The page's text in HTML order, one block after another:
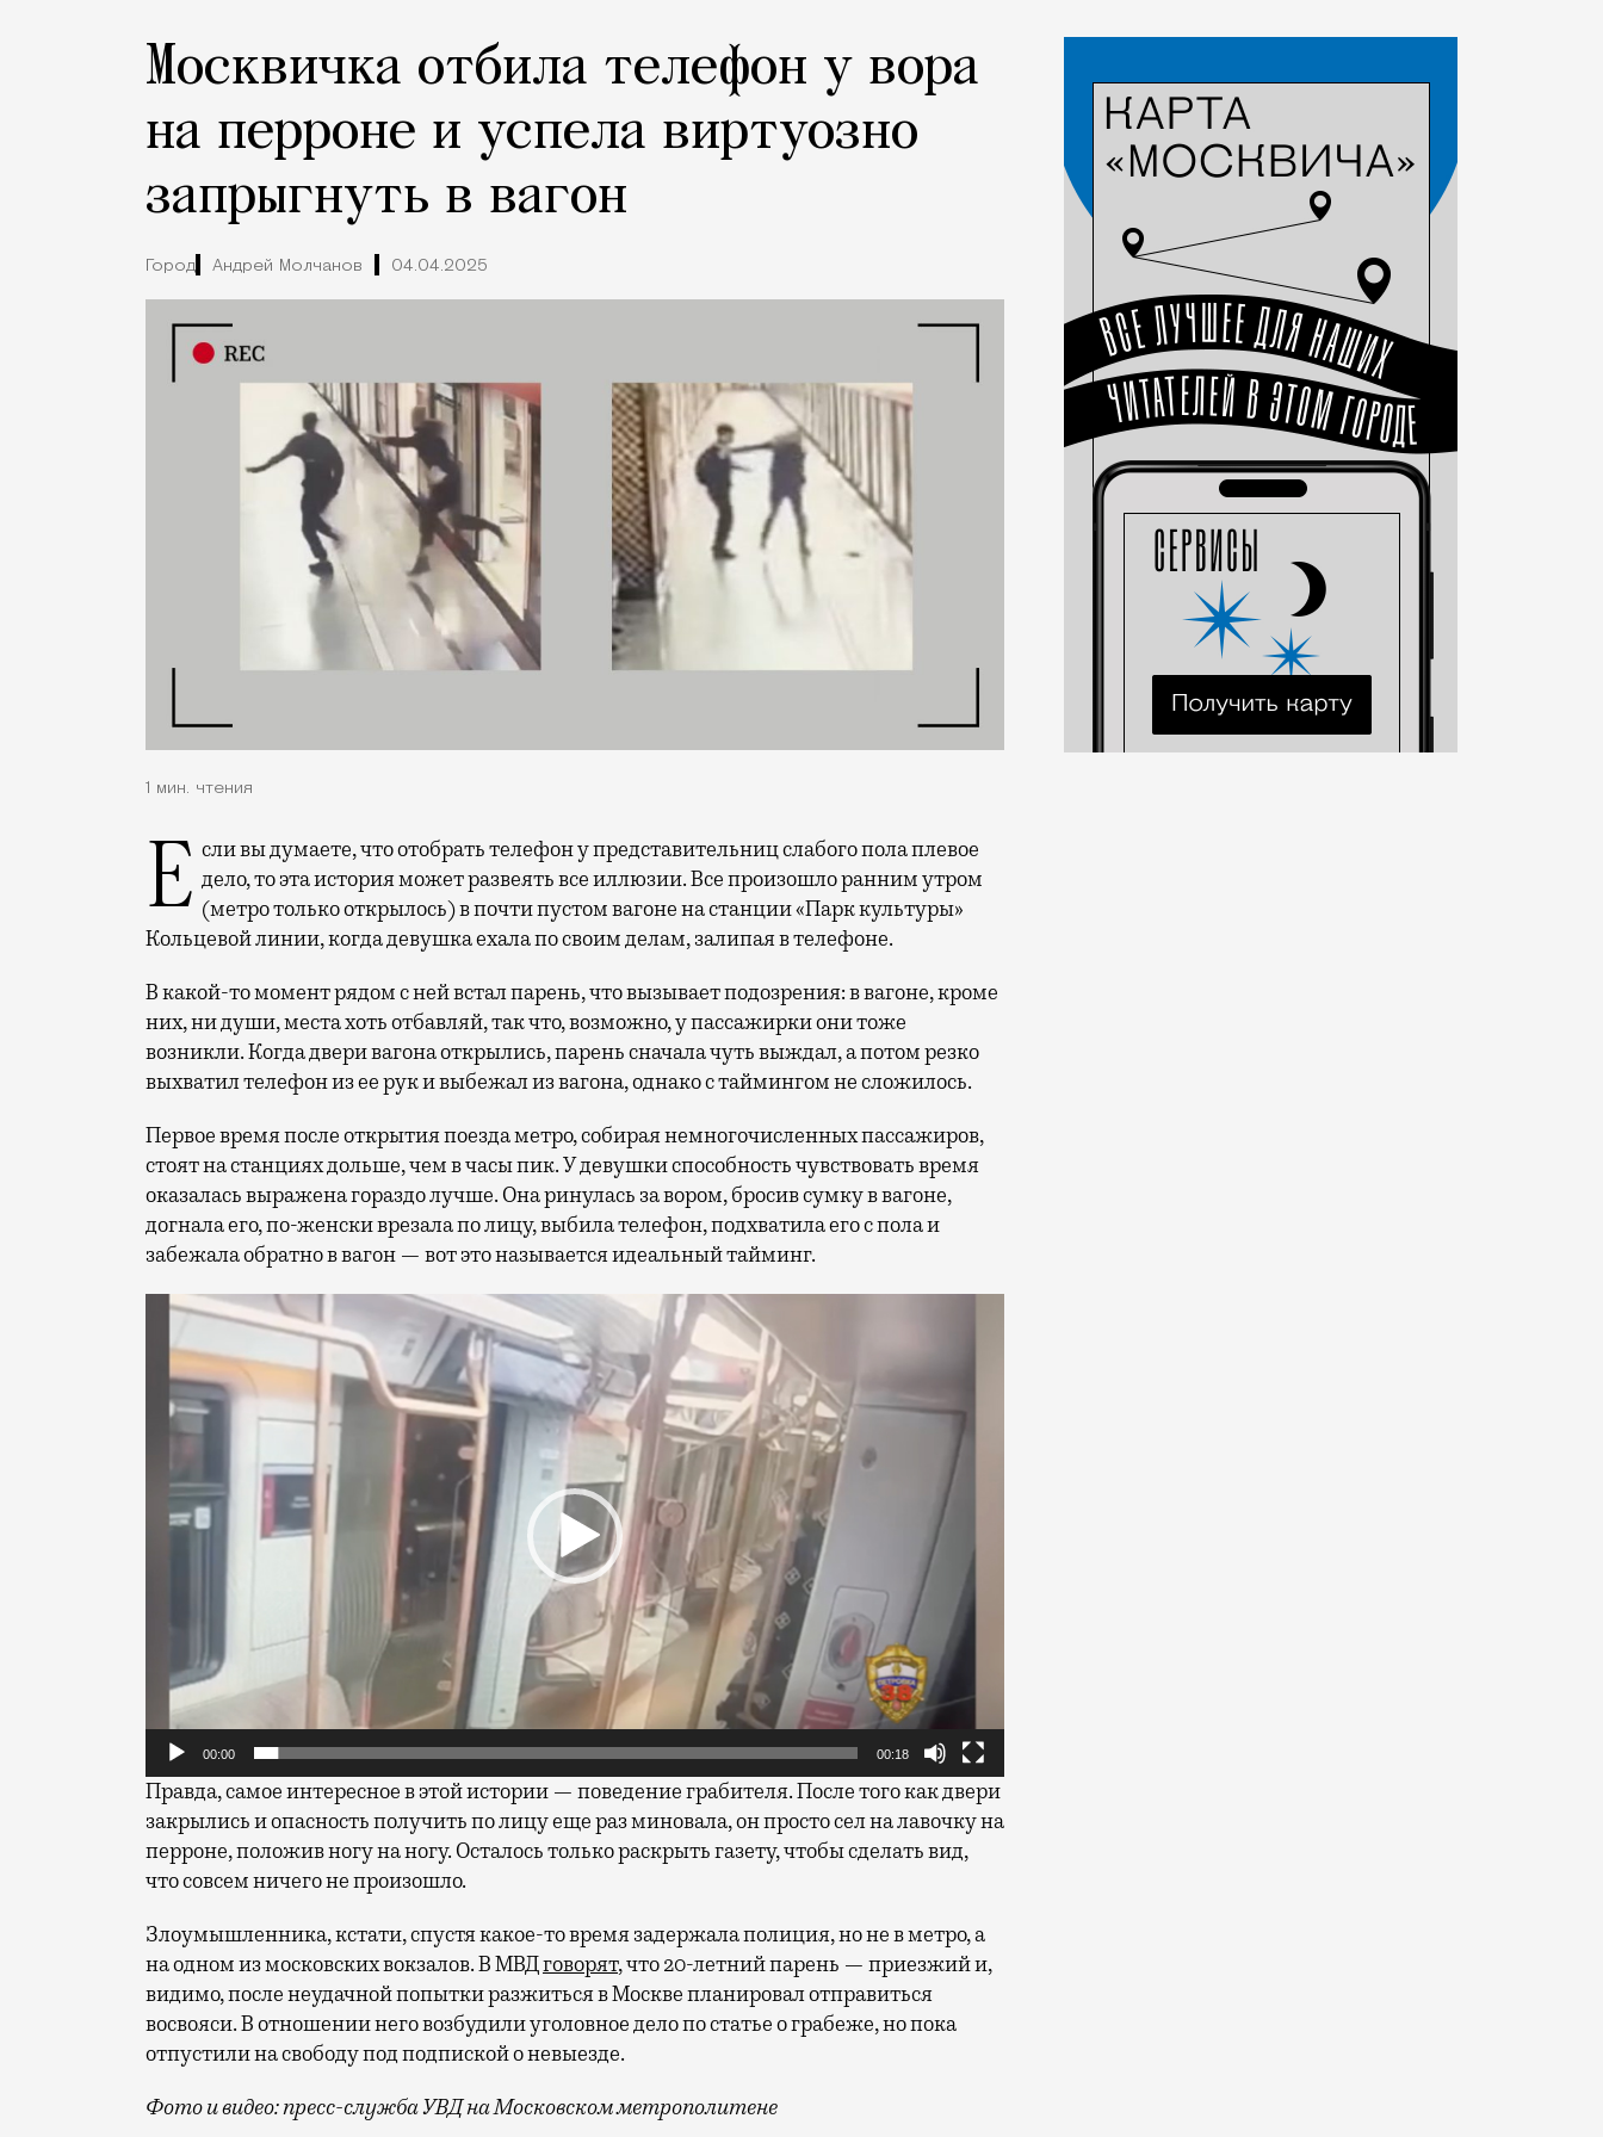
Москвичка отбила телефон у вора
на перроне и успела виртуозно
запрыгнуть в вагон
Город Андрей Молчанов 04.04.2025
1 мин. чтения
Если вы думаете, что отобрать телефон у представительниц слабого пола плевое дело, то эта история может развеять все иллюзии. Все произошло ранним утром
(метро только открылось) в почти пустом вагоне на станции «Парк культуры»
Кольцевой линии, когда девушка ехала по своим делам, залипая в телефоне.
В какой-то момент рядом с ней встал парень, что вызывает подозрения: в вагоне, кроме
них, ни души, места хоть отбавляй, так что, возможно, у пассажирки они тоже
возникли. Когда двери вагона открылись, парень сначала чуть выждал, а потом резко
выхватил телефон из ее рук и выбежал из вагона, однако с таймингом не сложилось.
Первое время после открытия поезда метро, собирая немногочисленных пассажиров,
стоят на станциях дольше, чем в часы пик. У девушки способность чувствовать время
оказалась выражена гораздо лучше. Она ринулась за вором, бросив сумку в вагоне,
догнала его, по-женски врезала по лицу, выбила телефон, подхватила его с пола и
забежала обратно в вагон — вот это называется идеальный тайминг.
Видеоплеер
00:00 00:18
Правда, самое интересное в этой истории — поведение грабителя. После того как двери
закрылись и опасность получитьпо лицу еще раз миновала, он просто сел на лавочку на
перроне, положив ногу на ногу. Осталось только раскрыть газету, чтобы сделать вид,
что совсем ничего не произошло.
Злоумышленника, кстати, спустя какое-то время задержала полиция, но не в метро, а
на одном из московских вокзалов. В МВДговорят, что 20-летний парень — приезжий и,
видимо, после неудачной попытки разжиться в Москве планировал отправиться
восвояси. В отношении него возбудили уголовное дело по статье о грабеже, но пока
отпустили на свободу под подпиской о невыезде.
Фото и видео: пресс-служба УВД на Московском метрополитене